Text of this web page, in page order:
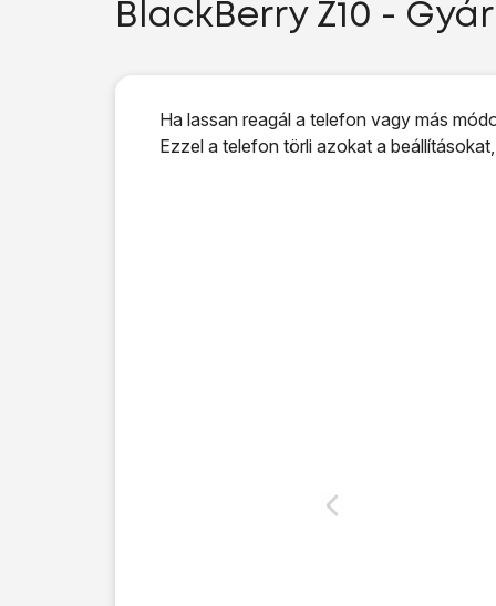
BlackBerry Z10 -
Ha lassan reagál a telefon vagy más
Ezzel a telefon törli azokat a